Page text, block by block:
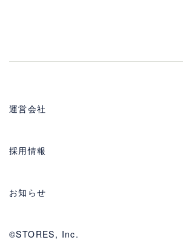
運営会社
採用情報
お知らせ
©STORES, Inc.